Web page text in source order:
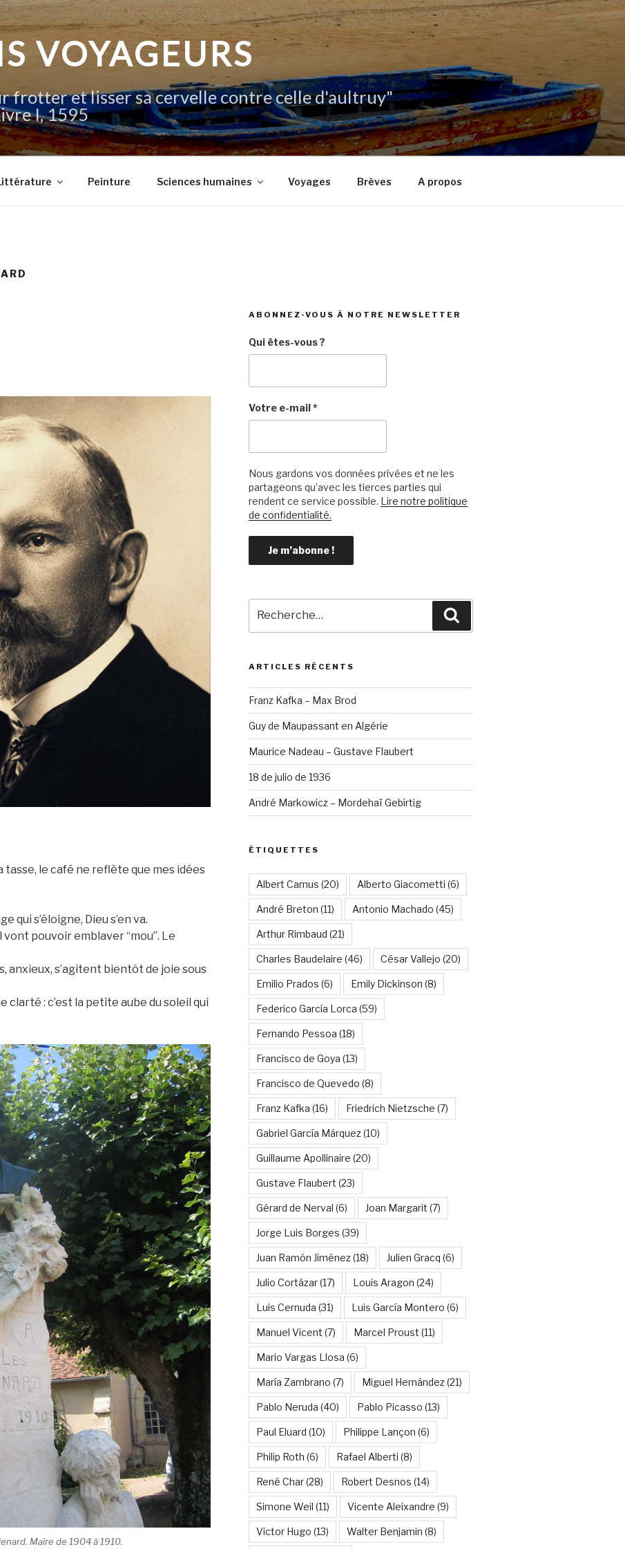
VOYAGEURS
frotter et lisser sa cervelle contre celle d'aultruy"
I, 1595
Peinture Sciences humaines Voyages Brèves A propos
tasse, le café ne reflète que mes idées
qui s’éloigne, Dieu s’en va.
pouvoir emblaver “mou”. Le
anxieux, s’agitent bientôt de joie sous
clarté : c’est la petite aube du soleil qui
Maire de 1904 à 1910.
ABONNEZ-VOUS À NOTRE NEWSLETTER
Qui êtes-vous ?
Votre e-mail*
Nous gardons vos données privées et ne les
partageons qu’avec les tierces parties qui
rendent ce service possible. Lire notre politique
de confidentialité.
pour
:
ARTICLES RÉCENTS
Franz Kafka – Max Brod
Guy de Maupassant en Algérie
Maurice Nadeau – Gustave Flaubert
18 de julio de 1936
André Markowicz – Mordehaï Gebirtig
ÉTIQUETTES
Albert Camus (20) Alberto Giacometti (6)
André Breton (11) Antonio Machado (45)
Arthur Rimbaud (21)
Charles Baudelaire (46) César Vallejo (20)
Emilio Prados (6) Emily Dickinson (8)
Federico García Lorca (59)
Fernando Pessoa (18)
Francisco de Goya (13)
Francisco de Quevedo (8)
Franz Kafka (16) Friedrich Nietzsche (7)
Gabriel García Márquez(10)
Guillaume Apollinaire (20)
Gustave Flaubert (23)
Gérard de Nerval (6) Joan Margarit (7)
Jorge Luis Borges (39)
Juan Ramón Jiménez(18) Julien Gracq (6)
Julio Cortázar(17) Louis Aragon (24)
Luis Cernuda (31) Luis García Montero (6)
Manuel Vicent (7) Marcel Proust (11)
Mario Vargas Llosa (6)
María Zambrano (7) Miguel Hernández(21)
Pablo Neruda (40) Pablo Picasso (13)
Paul Eluard (10) Philippe Lançon (6)
Philip Roth (6) Rafael Alberti (8)
René Char(28) Robert Desnos (14)
Simone Weil (11) Vicente Aleixandre (9)
Victor Hugo (13) Walter Benjamin (8)